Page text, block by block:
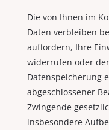
Die von Ihnen im
Daten verbleiben
auffordern, Ihre
widerrufen oder
Datenspeicherung
abgeschlossener
Zwingende
insbesondere